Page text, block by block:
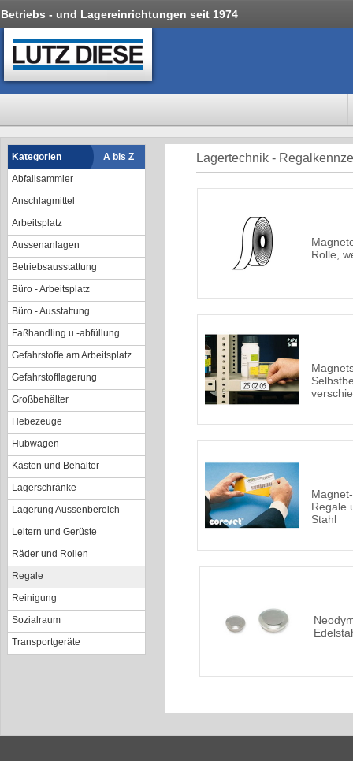
Betriebs - und Lagereinrichtungen seit 1974
Kategorien
A bis Z
Abfallsammler
Anschlagmittel
Arbeitsplatz
Aussenanlagen
Betriebsausstattung
Büro - Arbeitsplatz
Büro - Ausstattung
Faßhandling u.-abfüllung
Gefahrstoffe am Arbeitsplatz
Gefahrstofflagerung
Großbehälter
Hebezeuge
Hubwagen
Kästen und Behälter
Lagerschränke
Lagerung Aussenbereich
Leitern und Gerüste
Räder und Rollen
Regale
Reinigung
Sozialraum
Transportgeräte
Lagertechnik -
Rolle,
Regale
Stahl